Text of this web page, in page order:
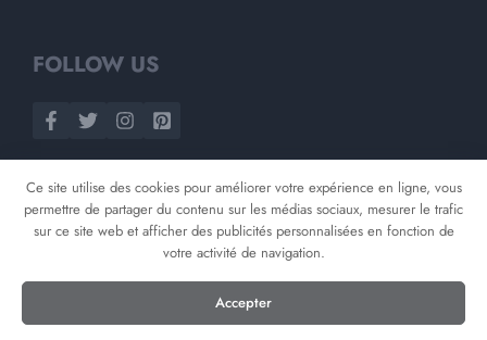
FOLLOW US
©2026Opnminded
Ce site utilise des cookies pour améliorer votre expérience en ligne, vous
permettre de partager du contenu sur les médias sociaux, mesurer le trafic
sur ce site web et afficher des publicités personnalisées en fonction de
votre activité de navigation.
Accepter